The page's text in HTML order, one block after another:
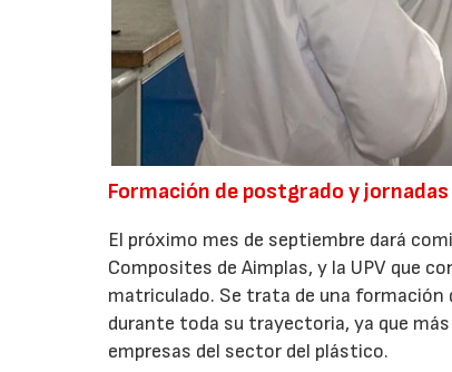
Formación de postgrado y jornadas
El próximo mes de septiembre dará
Composites de Aimplas, y la UPV que
matriculado. Se trata de una formación
durante toda su trayectoria, ya que
empresas del sector del plástico.